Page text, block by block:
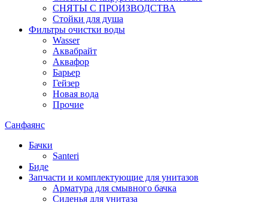
СНЯТЫ С ПРОИЗВОДСТВА
Стойки для душа
Фильтры очистки воды
Wasser
Аквабрайт
Аквафор
Барьер
Гейзер
Новая вода
Прочие
Санфаянс
Бачки
Santeri
Биде
Запчасти и комплектующие для унитазов
Арматура для смывного бачка
Сиденья для унитаза